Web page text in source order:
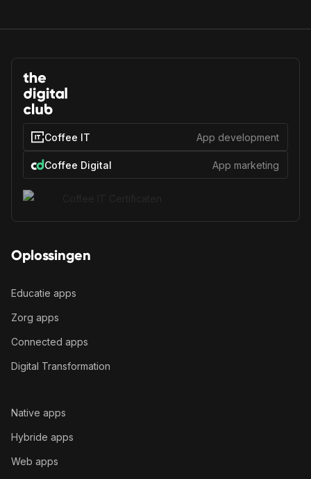
Oplossingen
Educatie apps
Zorg apps
Connected apps
Digital Transformation
Native apps
Hybride apps
Web apps
Coffee IT App development
Coffee Digital App marketing